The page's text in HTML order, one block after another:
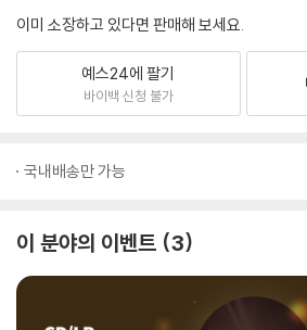
이미 소장하고 있다면 판매해 보세요.
예스24에 팔기
바이백 신청 불가
국내배송만 가능
이 분야의 이벤트 3